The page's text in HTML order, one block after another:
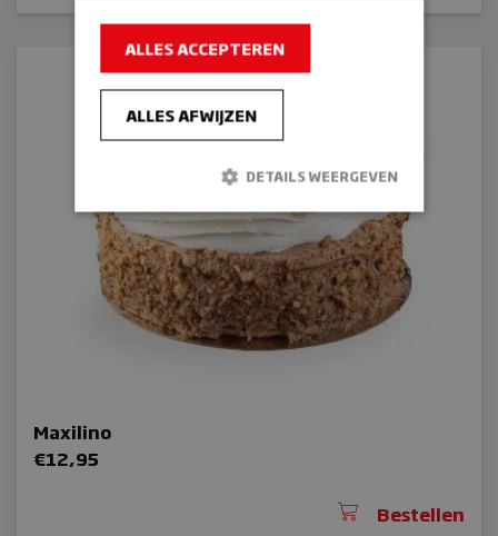
Maxilino
€12,95
Bestellen
ALLES ACCEPTEREN
ALLES AFWIJZEN
DETAILS WEERGEVEN
Strikt noodzakelijk
Prestatie
Targeting
Functioneel
Strikt noodzakelijke cookies maken de
kernfunctionaliteiten van de website mogelijk,
zoals gebruikersaanmelding en
wp_woocommerce_session_[abcdef0123456789]